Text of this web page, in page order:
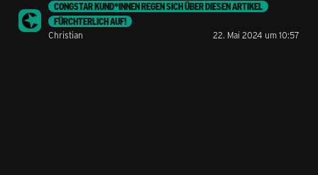
CONGSTAR KUND*INNEN REGEN SICH ÜBER DIESEN ARTIKEL
FÜRCHTERLICH AUF!
Christian
22. Mai 2024 um 10:57